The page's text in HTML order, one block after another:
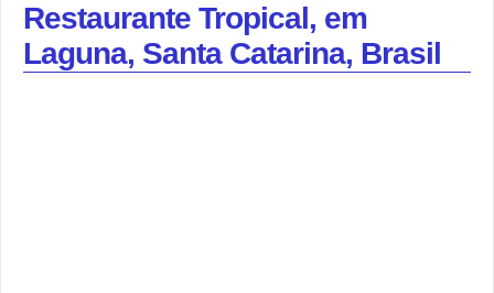
Restaurante Tropical, em
Laguna, Santa Catarina, Brasil